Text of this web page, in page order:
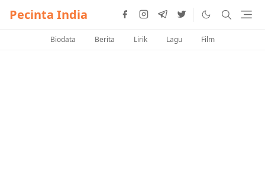
Pecinta India
Biodata Berita Lirik Lagu Film